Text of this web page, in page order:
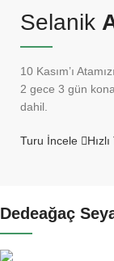
Selanik
10 Kasım’ı
2 gece 3 gün
dahil.
Turu İncele
Dedeağaç